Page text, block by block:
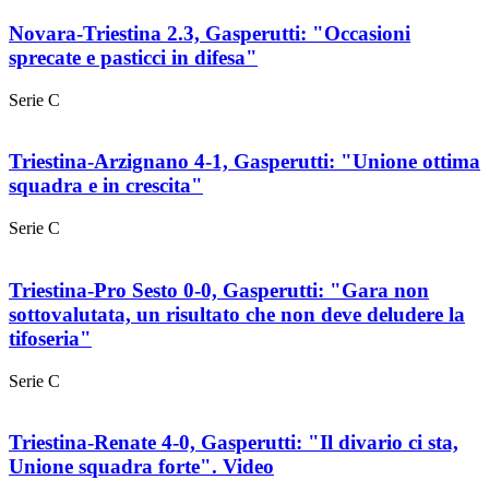
Novara-Triestina 2.3, Gasperutti: "Occasioni
sprecate e pasticci in difesa"
Serie C
Triestina-Arzignano 4-1, Gasperutti: "Unione ottima
squadra e in crescita"
Serie C
Triestina-Pro Sesto 0-0, Gasperutti: "Gara non
sottovalutata, un risultato che non deve deludere la
tifoseria"
Serie C
Triestina-Renate 4-0, Gasperutti: "Il divario ci sta,
Unione squadra forte". Video